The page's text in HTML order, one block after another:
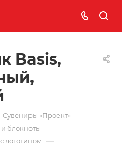
Basis,
Сувениры «Проект» —
блокноты —
логотипом —